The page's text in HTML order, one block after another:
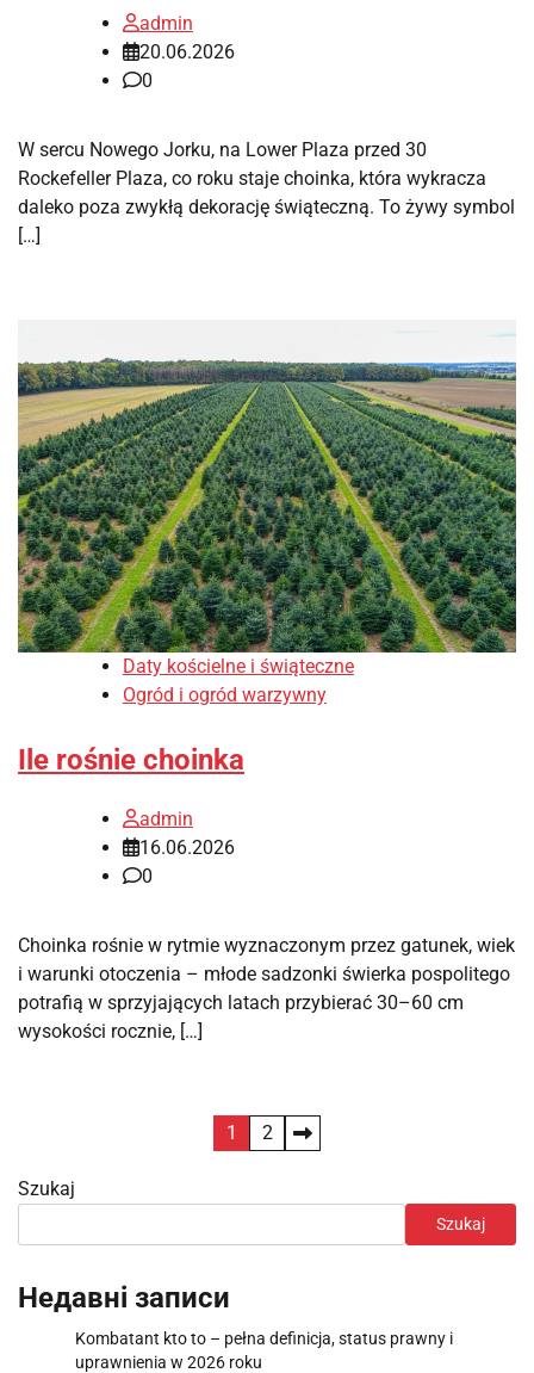
admin
20.06.2026
0
W sercu Nowego Jorku, na Lower Plaza przed 30
Rockefeller Plaza, co roku staje choinka, która wykracza
daleko poza zwykłą dekorację świąteczną. To żywy symbol
[…]
Daty kościelne i świąteczne
Ogród i ogród warzywny
Ile rośnie choinka
admin
16.06.2026
0
Choinka rośnie w rytmie wyznaczonym przez gatunek, wiek
i warunki otoczenia – młode sadzonki świerka pospolitego
potrafią w sprzyjających latach przybierać 30–60 cm
wysokości rocznie, […]
wpisów
1 2
Szukaj
Szukaj
Недавні записи
Kombatant kto to – pełna definicja, status prawny i
uprawnienia w 2026 roku